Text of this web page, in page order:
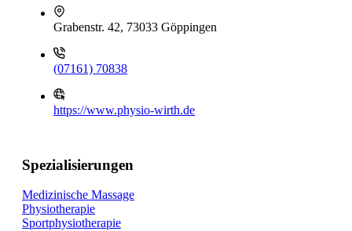
Grabenstr. 42, 73033 Göppingen
(07161) 70838
https://www.physio-wirth.de
Spezialisierungen
Medizinische Massage
Physiotherapie
Sportphysiotherapie